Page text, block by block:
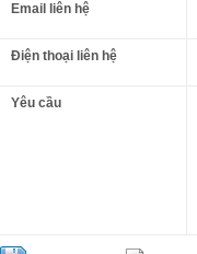
Email liên hệ
Điện thoại liên hệ
Yêu cầu